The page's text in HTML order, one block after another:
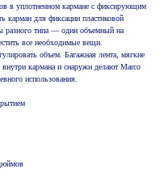
в уплотненном кармане с фиксирующим
карман для фиксации пластиковой
разного типа — один объемный на
все необходимые вещи.
объем. Багажная лента, мягкие
кармана и снаружи делают Marco
использования.